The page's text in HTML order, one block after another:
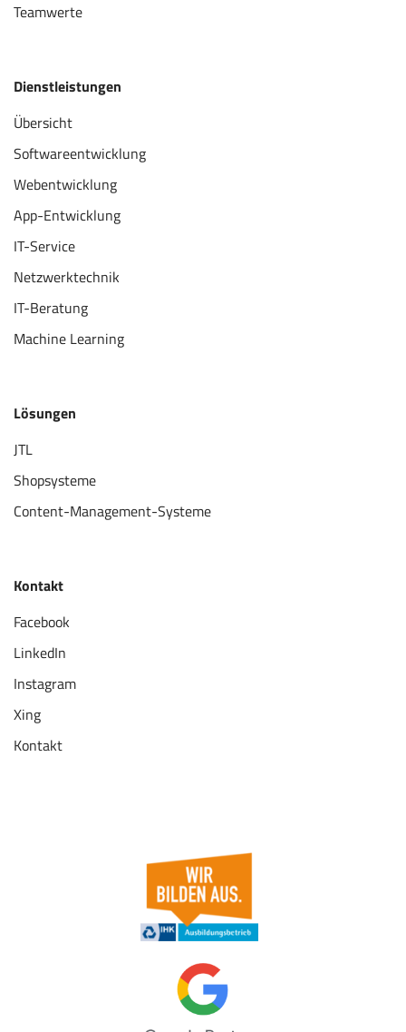
Teamwerte
Dienstleistungen
Übersicht
Softwareentwicklung
Webentwicklung
App-Entwicklung
IT-Service
Netzwerktechnik
IT-Beratung
Machine Learning
Lösungen
JTL
Shopsysteme
Content-Management-Systeme
Kontakt
Facebook
LinkedIn
Instagram
Xing
Kontakt